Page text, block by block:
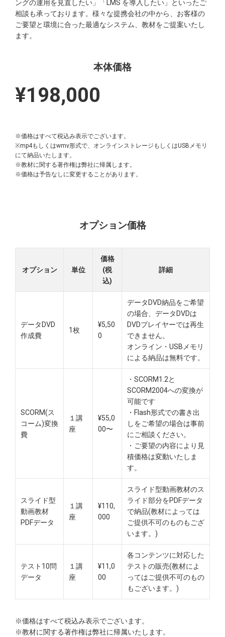
ングの運用を見直したい」「LMS を導入したい」といったご
相談も承っております。様々な提携会社の中から、お客様の
ご要望と環境に合った最適なシステム、教材をご提案いたし
ます。
本体価格
¥198,000
※価格はすべて税込み表示でございます。
※mp4もしくはwmv形式で、オンラインストレージもしくはUSBメモリ
にて納品いたします。
※教材に関する著作権は弊社に帰属します。
※価格は予告なしに変更することがあります。
オプション価格
オプション 単位
価格
(税
込)
詳細
データDVD
作成費
1枚
¥5,50
0
データDVD納品をご希望
の場合、データDVDは
DVDプレイヤーでは再生
できません。
オンライン・USBメモリ
による納品は無料です。​
SCORM(ス
コーム)変換
費
１講
座
¥55,0
00〜
・SCORM1.2と
SCORM2004への変換が
可能です
・Flash形式での書き出
しをご希望の場合は事前
にご相談ください。
・ご要望の内容により見
積価格は変動いたしま
す。
スライド型
動画教材
PDFデータ
１講
座
¥110,
000
スライド型動画教材のス
ライド部分をPDFデータ
で納品(教材によっては
ご提供不可のものもござ
います。)
テスト10問
データ
１講
座
¥11,0
00
各コンテンツに対応した
テストの販売(教材によ
ってはご提供不可のもの
もございます。)
※価格はすべて税込み表示でございます。
※教材に関する著作権は弊社に帰属いたします。